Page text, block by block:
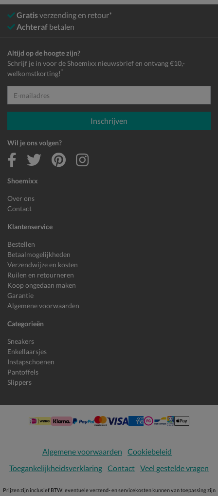
Gratisverzending en retour*
Achteraf betalen
Shoemixx
Over ons
Contact
Klantenservice
Bestellen
Betaalmogelijkheden
Verzendwijze en kosten
Ruilen en retourneren
Koop ongedaan maken
Garantie
Algemene voorwaarden
Categorieën
Sneakers
Enkellaarsjes
Instapschoenen
Pantoffels
Slippers
Altijd op de hoogte zijn?
Schrijf je in voor de Shoemixx nieuwsbrief en ontvang €10,-
welkomstkorting! *
E-mailadres
Inschrijven
Wil je ons volgen?
Algemene voorwaarden
Cookiebeleid
Toegankelijkheidsverklaring Contact Veel gestelde vragen
Prijzen zijn inclusief BTW; eventuele verzend- en servicekosten kunnen van toepassing zijn